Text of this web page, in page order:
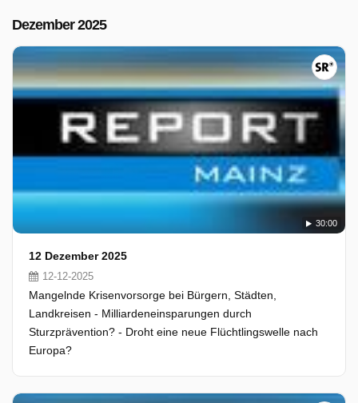
Dezember 2025
30:00
12 Dezember 2025
12-12-2025
Mangelnde Krisenvorsorge bei Bürgern, Städten,
Landkreisen - Milliardeneinsparungen durch
Sturzprävention? - Droht eine neue Flüchtlingswelle nach
Europa?